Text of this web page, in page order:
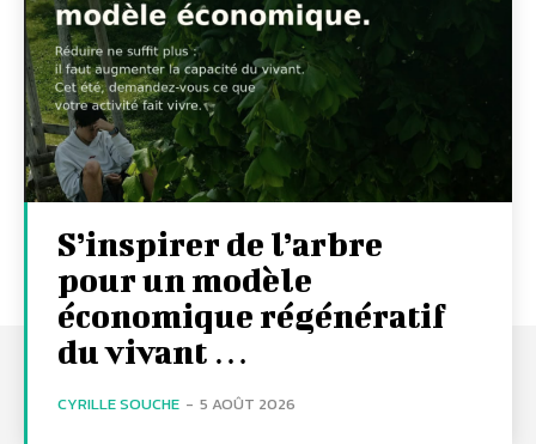
S’inspirer de l’arbre
pour un modèle
économique régénératif
du vivant …
CYRILLE SOUCHE - 5 AOÛT 2026